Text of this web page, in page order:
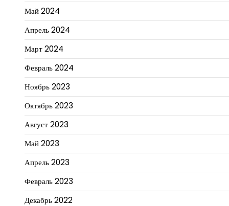
Май 2024
Апрель 2024
Март 2024
Февраль 2024
Ноябрь 2023
Октябрь 2023
Август 2023
Май 2023
Апрель 2023
Февраль 2023
Декабрь 2022